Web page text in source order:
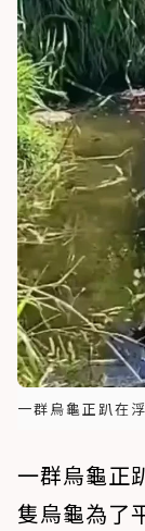
一群烏龜正趴在
一群烏龜正
隻烏龜為了